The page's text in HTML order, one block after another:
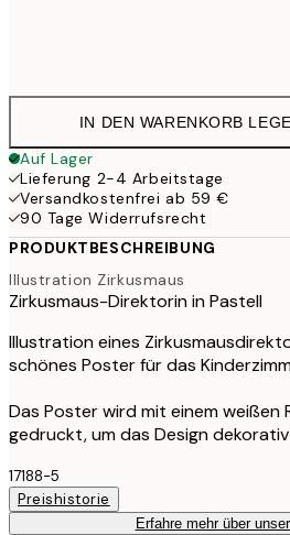
IN DEN WARENKORB
Auf Lager
Lieferung 2-4 Arbeitstage
Versandkostenfrei ab 59 €
90 Tage Widerrufsrecht
PRODUKTBESCHREIBUNG
Illustration Zirkusmaus
Zirkusmaus-Direktorin in Pastell
Illustration eines
schönes Poster für das
Das Poster wird mit einem weißen
gedruckt, um das Design
17188-5
Preishistorie
Erfahre mehr über